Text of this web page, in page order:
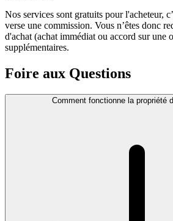
Nos services sont gratuits pour l'acheteur,
verse une commission. Vous n’êtes donc
d'achat (achat immédiat ou accord sur une
supplémentaires.
Foire aux Questions
Comment fonctionne la propriété